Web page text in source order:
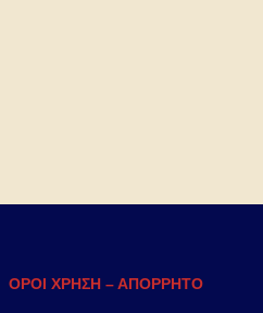
ΟΡΟΙ ΧΡΗΣΗ – ΑΠΟΡΡΗΤΟ